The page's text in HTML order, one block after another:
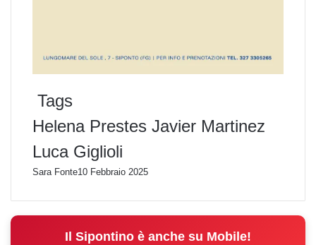
Tags
Helena Prestes Javier Martinez
Luca Giglioli
Sara Fonte10 Febbraio 2025
Il Sipontino è anche su Mobile!